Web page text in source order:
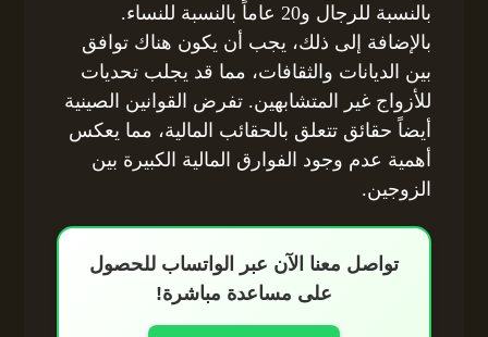
بالنسبة للرجال و20 عاماً بالنسبة للنساء.
بالإضافة إلى ذلك، يجب أن يكون هناك توافق
بين الديانات والثقافات، مما قد يجلب تحديات
للأزواج غير المتشابهين. تفرض القوانين الصينية
أيضاً حقائق تتعلق بالحقائب المالية، مما يعكس
أهمية عدم وجود الفوارق المالية الكبيرة بين
الزوجين.
تواصل معنا الآن عبر الواتساب للحصول
على مساعدة مباشرة!